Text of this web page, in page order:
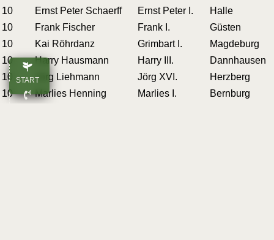
10
Ernst Peter Schaerff Ernst Peter I.
Hal­le
10
Frank Fischer Frank I.
Güs­ten
10
Kai Röhrdanz Grim­bart I.
Mag­de­burg
10
Har­ry Hausmann Har­ry III.
Dann­hau­sen
10
Jörg Liehmann Jörg XVI.
Herz­berg
10
Mar­lies Henning Mar­lies I.
Bern­burg
START